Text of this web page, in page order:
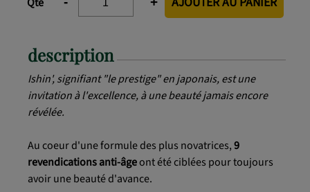
description
Ishin', signifiant "le prestige" en japonais, est une
invitation à l'excellence, à une beauté jamais encore
révélée.
Au coeur d'une formule des plus novatrices,9
revendications anti-âgeont été ciblées pour toujours
avoir une beauté d'avance.